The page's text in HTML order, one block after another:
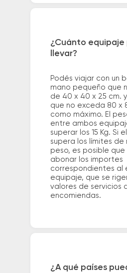
¿Cuánto equipaje
llevar?
Podés viajar con un
mano pequeño que
de 40 x 40 x 25 cm.
que no exceda 80 x
como máximo. El
entre ambos
superar los 15 Kg. Si
supera los límites de
peso, es posible
abonar los importes
correspondientes al
equipaje, que se
valores de servicios
encomiendas.
¿A qué países